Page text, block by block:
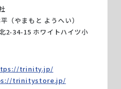
（やまもと ようへい）
2-34-15 ホワイトハイツ小
trinity.jp/
trinitystore.jp/